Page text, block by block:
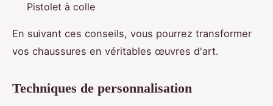
Pistolet à colle
En suivant ces conseils, vous pourrez transformer
vos chaussures en véritables œuvres d'art.
Techniques de personnalisation